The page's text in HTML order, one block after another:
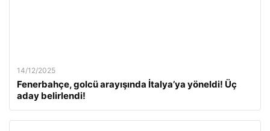
14/12/2025
Fenerbahçe, golcü arayışında İtalya’ya yöneldi! Üç
aday belirlendi!